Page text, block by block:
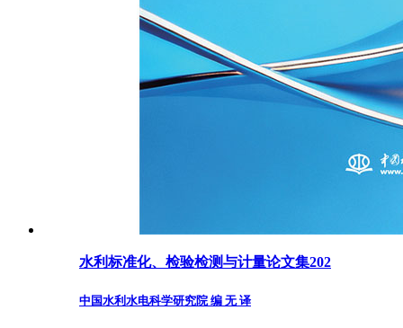
水利标准化、检验检测与计量论文集202
中国水利水电科学研究院 编 无 译